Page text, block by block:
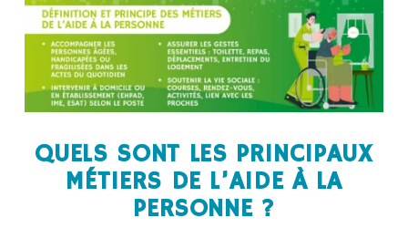
QUELS SONT LES PRINCIPAUX
MÉTIERS DE L’AIDE À LA
PERSONNE ?